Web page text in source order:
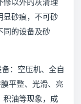
修以外的灰清理
显砂痕，不可砂
同的设备及砂
：空压机、全自
平整、光滑、亮
积油等现象，成